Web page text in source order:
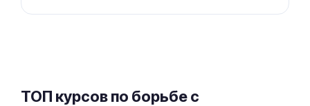
ТОП курсов по борьбе с